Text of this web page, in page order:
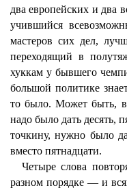
два европейских и два
учившийся
мастеров сих дел,
переходящий в
хуккам у бывшего
большой политике
то было. Может быть,
надо было дать десять,
точкину, нужно было
вместо пятнадцати.
Четыре слова
разном порядке — и